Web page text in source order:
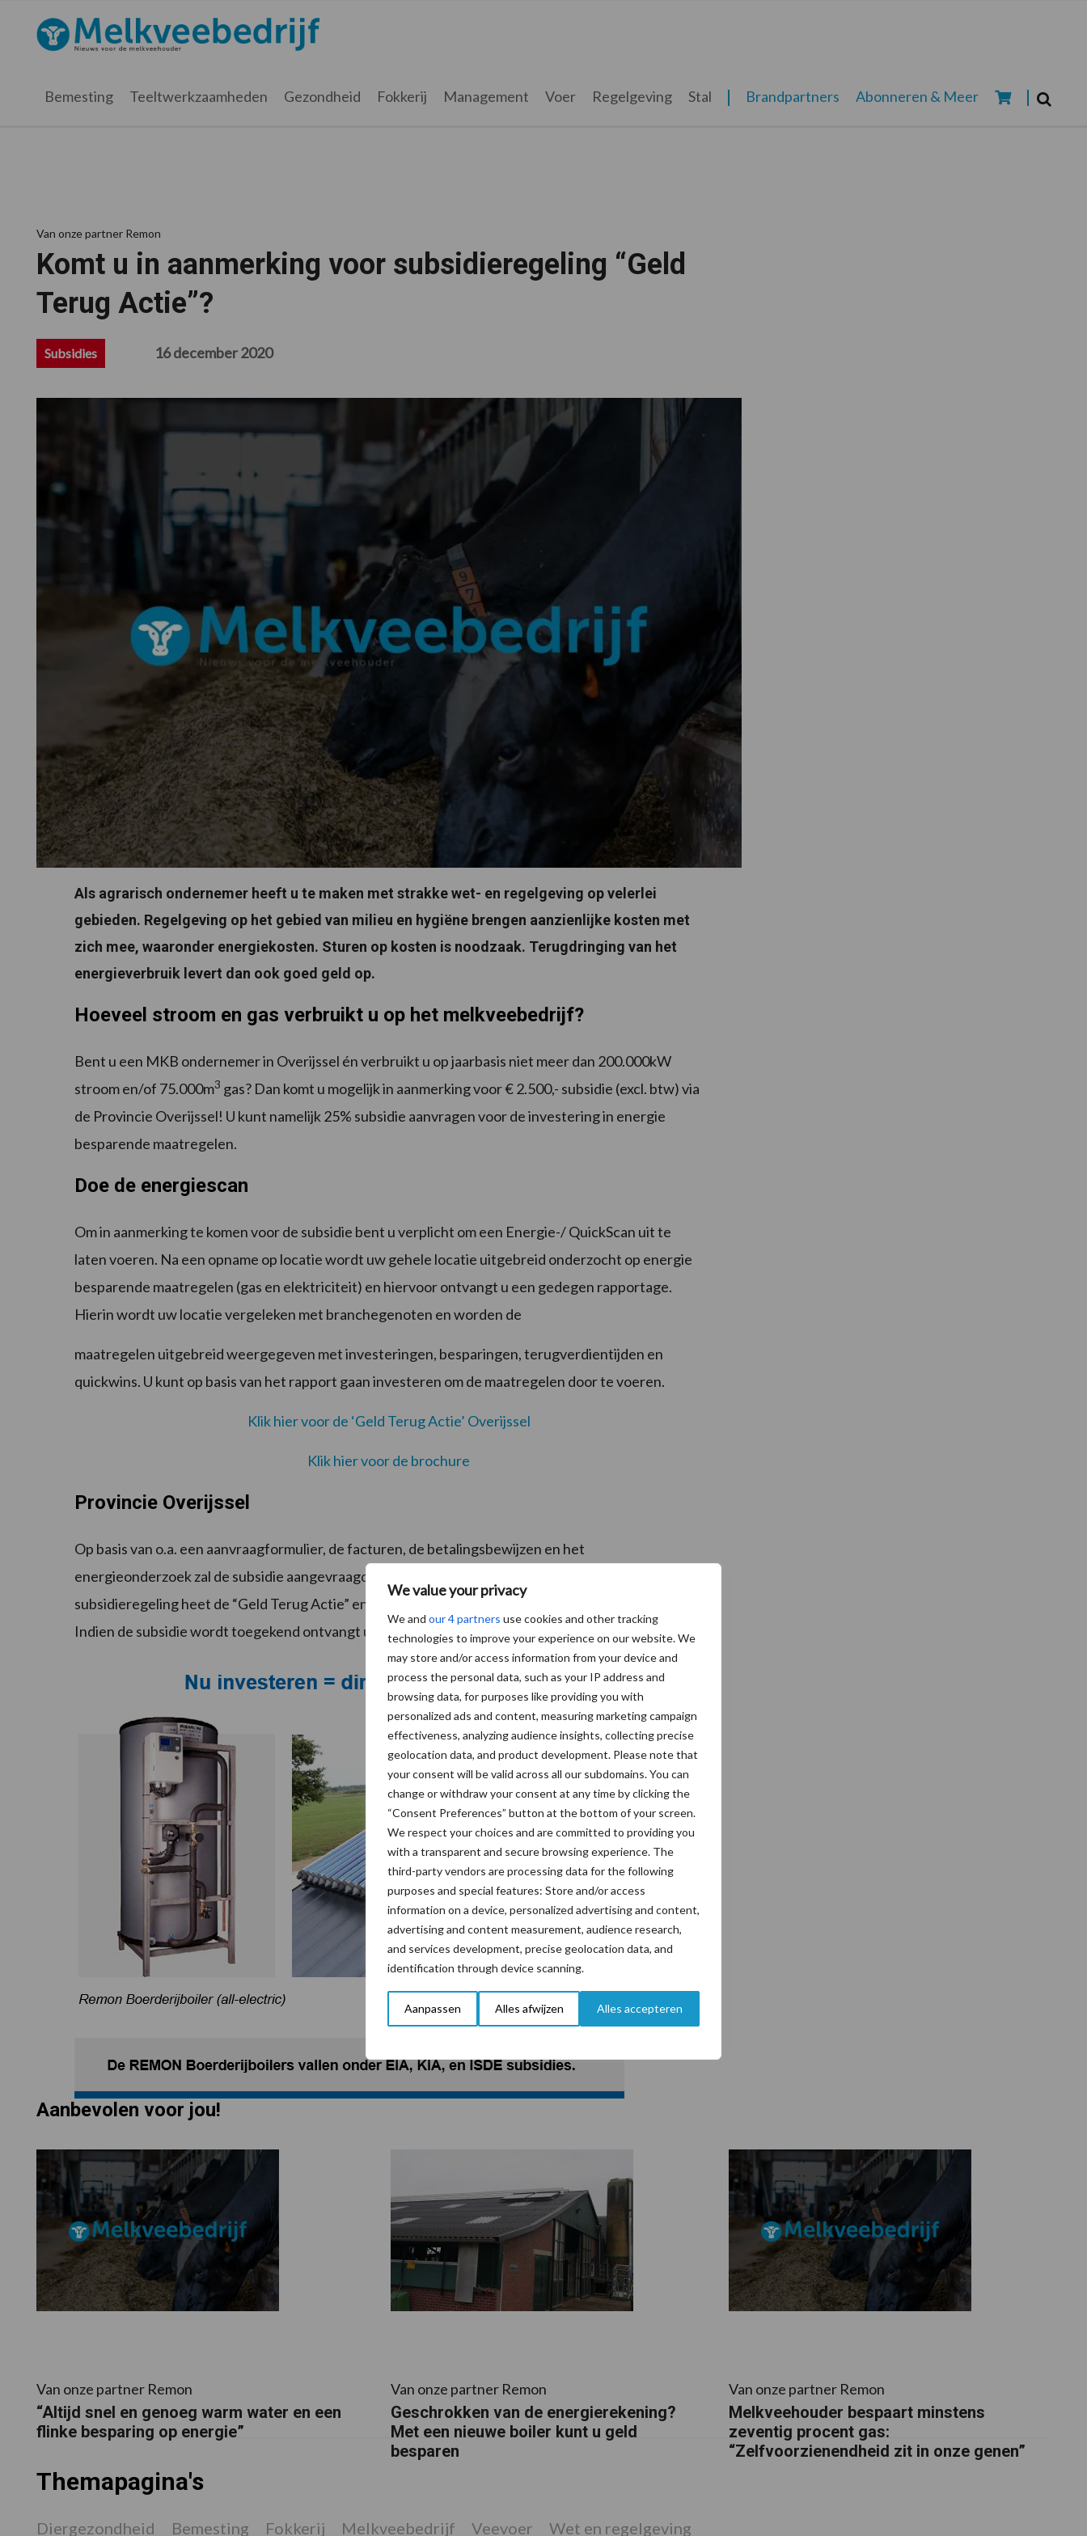
We value your privacy
We and our 4 partners use cookies and other tracking
technologies to improve your experience on our website. We
may store and/or access information from your device and
process the personal data, such as your IP address and
browsing data, for purposes like providing you with
personalized ads and content, measuring marketing campaign
effectiveness, analyzing audience insights, collecting precise
geolocation data, and product development. Please note that
your consent will be valid across all our subdomains. You can
change or withdraw your consent at any time by clicking the
“Consent Preferences” button at the bottom of your screen.
We respect your choices and are committed to providing you
with a transparent and secure browsing experience. The
third-party vendors are processing data for the following
purposes and special features: Store and/or access
information on a device, personalized advertising and content,
advertising and content measurement, audience research,
and services development, precise geolocation data, and
identification through device scanning.
Aanpassen Alles afwijzen Alles accepteren
hoofdnavigatie
hoofd
eerste
voettekst
Melkveebedrijf.nl
Bemesting Teeltwerkzaamheden Gezondheid Fokkerij Management Voer Regelgeving Stal Brandpartners Abonneren & Meer
Van onze partner Remon
Komt u in aanmerking voor subsidieregeling “Geld
Terug Actie”?
Subsidies 16 december 2020
Als agrarisch ondernemer heeft u te maken met strakke wet- en regelgeving op velerlei
gebieden. Regelgeving op het gebied van milieu en hygiëne brengen aanzienlijke kosten met
zich mee, waaronder energiekosten. Sturen op kosten is noodzaak. Terugdringing van het
energieverbruik levert dan ook goed geld op.
Hoeveel stroom en gas verbruikt u op het melkveebedrijf?
Bent u een MKB ondernemer in Overijssel én verbruikt u op jaarbasis niet meer dan 200.000kW
stroom en/of 75.000m3 gas? Dan komt u mogelijk in aanmerking voor € 2.500,- subsidie (excl. btw) via
de Provincie Overijssel! U kunt namelijk 25% subsidie aanvragen voor de investering in energie
besparende maatregelen.
Doe de energiescan
Om in aanmerking te komen voor de subsidie bent u verplicht om een Energie-/ QuickScan uit te
laten voeren. Na een opname op locatie wordt uw gehele locatie uitgebreid onderzocht op energie
besparende maatregelen (gas en elektriciteit) en hiervoor ontvangt u een gedegen rapportage.
Hierin wordt uw locatie vergeleken met branchegenoten en worden de
maatregelen uitgebreid weergegeven met investeringen, besparingen, terugverdientijden en
quickwins. U kunt op basis van het rapport gaan investeren om de maatregelen door te voeren.
Klik hier voor de ‘Geld Terug Actie’ Overijssel
Klik hier voor de brochure
Provincie Overijssel
Op basis van o.a. een aanvraagformulier, de facturen, de betalingsbewijzen en het
energieonderzoek zal de subsidie aangevraagd worden bij de Provincie Overijssel. De
subsidieregeling heet de “Geld Terug Actie” en de actuele voorwaarden kunt u nalezen via
Indien de subsidie wordt toegekend ontvangt u € 400,- retour voor de kosten van de energiescan.
Aanbevolen voor jou!
Van onze partner Remon
“Altijd snel en genoeg warm water en een
flinke besparing op energie”
Van onze partner Remon
Geschrokken van de energierekening?
Met een nieuwe boiler kunt u geld
besparen
Van onze partner Remon
Melkveehouder bespaart minstens
zeventig procent gas:
“Zelfvoorzienendheid zit in onze genen”
Themapagina's
Diergezondheid Bemesting Fokkerij Melkveebedrijf Veevoer Wet en regelgeving